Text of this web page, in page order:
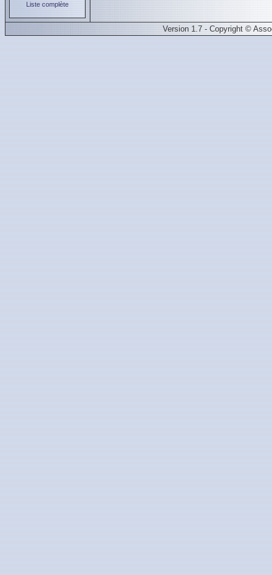
Liste complète
Version 1.7 - Copyright ©